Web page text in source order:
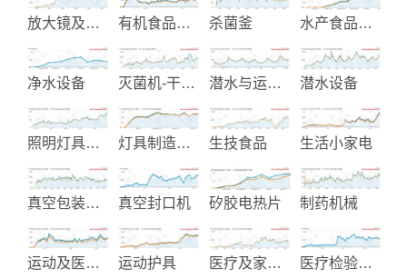
放大镜及配件 有机食品生产 杀菌釜 水产食品加工和大豆食品机械制
净水设备 灭菌机-干燥机 潜水与运动设备 潜水设备
照明灯具设备 灯具制造与设计 生技食品 生活小家电
真空包装机械 真空封口机 矽胶电热片 制药机械
运动及医疗护具 运动护具 医疗及家居医护用品 医疗检验试剂